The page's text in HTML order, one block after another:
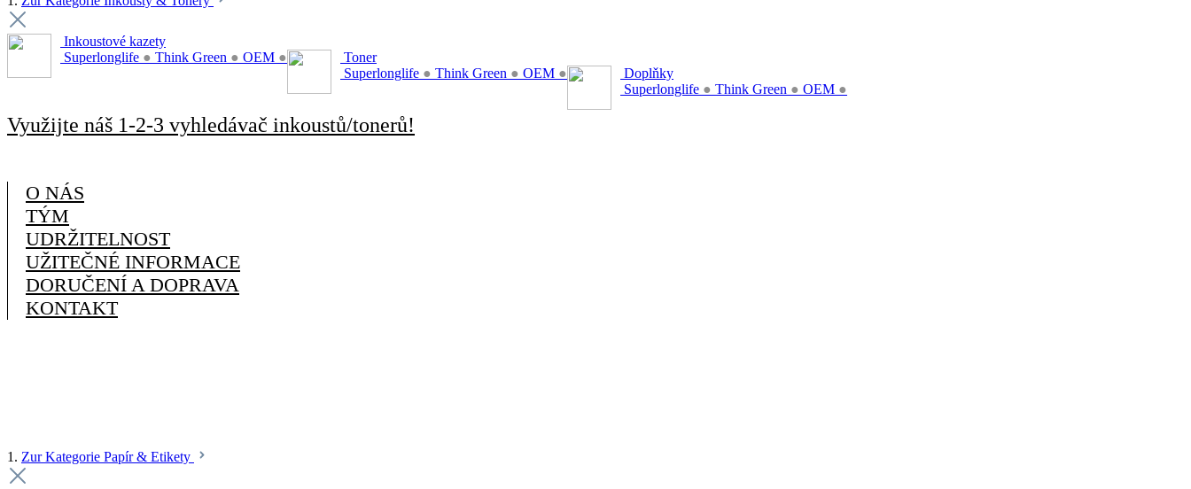
Inkoustové kazety
Superlonglife ● Think Green ● OEM ●
Toner
Superlonglife ● Think Green ● OEM ●
Doplňky
Superlonglife ● Think Green ● OEM ●
Využijte náš 1-2-3 vyhledávač inkoustů/tonerů!
O NÁS
TÝM
UDRŽITELNOST
UŽITEČNÉ INFORMACE
DORUČENÍ A DOPRAVA
KONTAKT
1. Zur Kategorie Papír & Etikety